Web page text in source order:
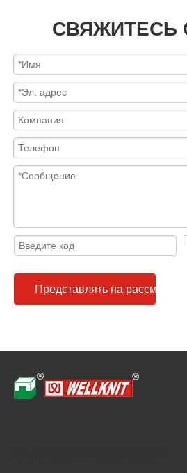
СВЯЖИТЕСЬ
Представлять на